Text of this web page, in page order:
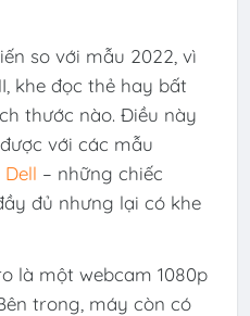
so với mẫu 2022, vì
khe đọc thẻ hay bất
thước nào. Điều này
với các mẫu
Dell – những chiếc
đủ nhưng lại có khe
là một webcam 1080p
trong, máy còn có